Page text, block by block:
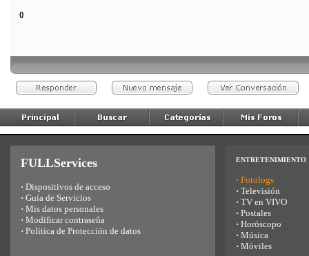
()
FULLServices
· Dispositivos de acceso
· Guía de Servicios
· Mis datos personales
· Modificar contraseña
· Política de Protección de datos
ENTRETENIMIENTO
· Fotologs
· Televisión
· TV en VIVO
· Postales
· Horóscopo
· Música
· Móviles